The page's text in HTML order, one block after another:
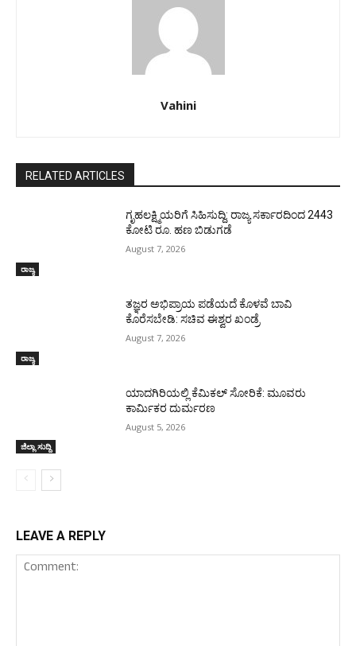
Vahini
RELATED ARTICLES
ರಾಜ್ಯ
ಗೃಹಲಕ್ಷ್ಮಿಯರಿಗೆ ಸಿಹಿಸುದ್ದಿ: ರಾಜ್ಯ ಸರ್ಕಾರದಿಂದ 2443
ಕೋಟಿ ರೂ. ಹಣ ಬಿಡುಗಡೆ
August 7, 2026
ರಾಜ್ಯ
ತಜ್ಞರ ಅಭಿಪ್ರಾಯ ಪಡೆಯದೆ ಕೊಳವೆ ಬಾವಿ
ಕೊರೆಸಬೇಡಿ: ಸಚಿವ ಈಶ್ವರ ಖಂಡ್ರೆ
August 7, 2026
ಜಿಲ್ಲಾ ಸುದ್ದಿ
ಯಾದಗಿರಿಯಲ್ಲಿ ಕೆಮಿಕಲ್ ಸೋರಿಕೆ: ಮೂವರು
ಕಾರ್ಮಿಕರ ದುರ್ಮರಣ
August 5, 2026
LEAVE A REPLY